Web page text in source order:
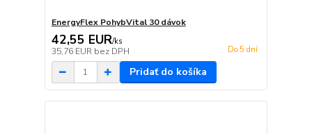
EnergyFlex PohybVital 30 dávok
42,55 EUR/ks
35,76 EUR bez DPH Do 5 dní
Pridať do košíka